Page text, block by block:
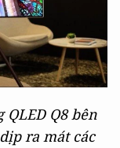
Q8 bên
ra mát các